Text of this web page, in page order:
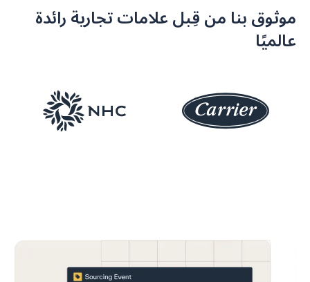
موثوق بنا من قِبل علامات تجارية رائدة
عالميًا